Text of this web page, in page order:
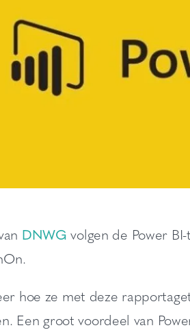
DNWG volgen de Power
hoe ze met deze
Een groot voordeel van